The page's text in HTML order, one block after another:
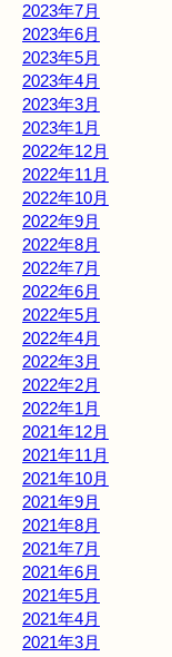
2023年7月
2023年6月
2023年5月
2023年4月
2023年3月
2023年1月
2022年12月
2022年11月
2022年10月
2022年9月
2022年8月
2022年7月
2022年6月
2022年5月
2022年4月
2022年3月
2022年2月
2022年1月
2021年12月
2021年11月
2021年10月
2021年9月
2021年8月
2021年7月
2021年6月
2021年5月
2021年4月
2021年3月